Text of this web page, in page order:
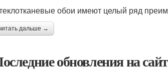
обои имеют целый ряд
дальше →
обновления на